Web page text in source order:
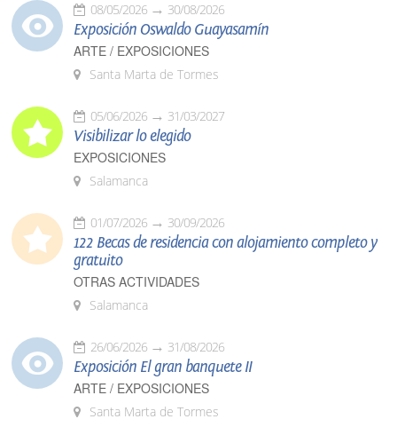
08/05/2026 30/08/2026
Exposición Oswaldo Guayasamín
ARTE / EXPOSICIONES
Santa Marta de Tormes
05/06/2026 31/03/2027
Visibilizar lo elegido
EXPOSICIONES
Salamanca
01/07/2026 30/09/2026
122 Becas de residencia con alojamiento completo y
gratuito
OTRAS ACTIVIDADES
Salamanca
26/06/2026 31/08/2026
Exposición El gran banquete II
ARTE / EXPOSICIONES
Santa Marta de Tormes